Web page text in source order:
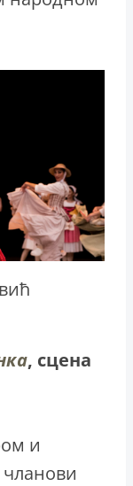
, сцена
и